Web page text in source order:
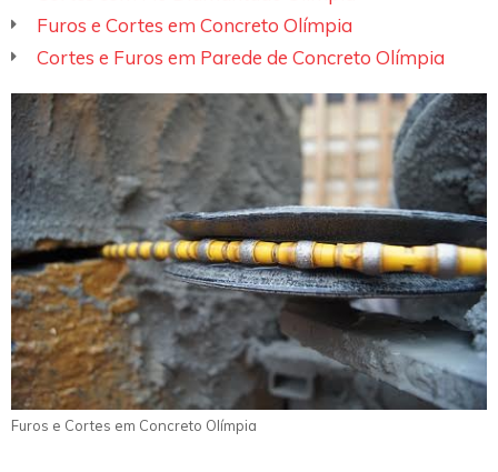
Furos e Cortes em Concreto Olímpia
Cortes e Furos em Parede de Concreto Olímpia
Furos e Cortes em Concreto Olímpia